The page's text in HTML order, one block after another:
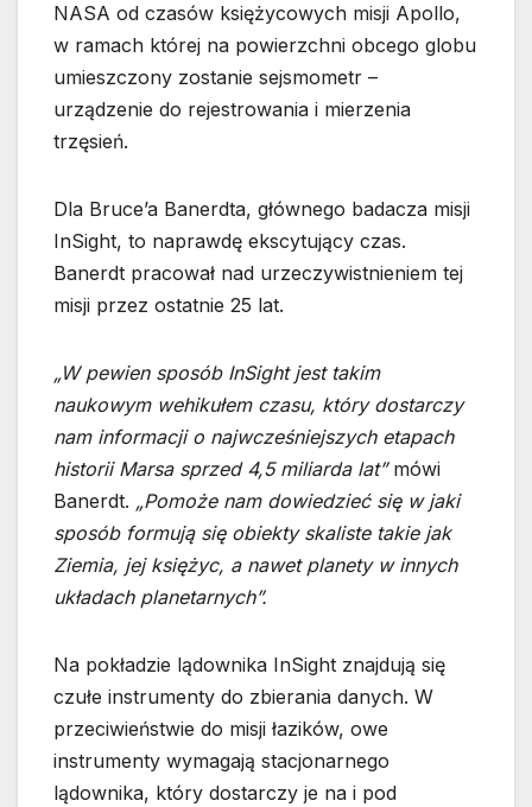
NASA od czasów księżycowych misji Apollo,
w ramach której na powierzchni obcego globu
umieszczony zostanie sejsmometr –
urządzenie do rejestrowania i mierzenia
trzęsień.
Dla Bruce’a Banerdta, głównego badacza misji
InSight, to naprawdę ekscytujący czas.
Banerdt pracował nad urzeczywistnieniem tej
misji przez ostatnie 25 lat.
„W pewien sposób InSight jest takim
naukowym wehikułem czasu, który dostarczy
nam informacji o najwcześniejszych etapach
historii Marsa sprzed 4,5 miliarda lat”mówi
Banerdt. „Pomoże nam dowiedzieć się w jaki
sposób formują się obiekty skaliste takie jak
Ziemia, jej księżyc, a nawet planety w innych
układach planetarnych”.
Na pokładzie lądownika InSight znajdują się
czułe instrumenty do zbierania danych. W
przeciwieństwie do misji łazików, owe
instrumenty wymagają stacjonarnego
lądownika, który dostarczy je na i pod